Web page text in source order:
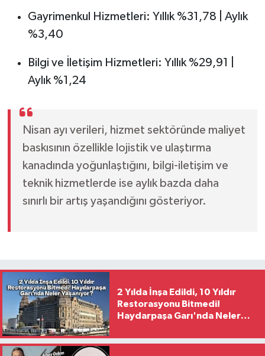
Gayrimenkul Hizmetleri: Yıllık %31,78 | Aylık
%3,40
Bilgi ve İletişim Hizmetleri: Yıllık %29,91 |
Aylık %1,24
Nisan ayı verileri, hizmet sektöründe maliyet
baskısının özellikle lojistik ve ulaştırma
kanadında yoğunlaştığını, bilgi-iletişim ve
teknik hizmetlerde ise aylık bazda daha
sınırlı bir artış yaşandığını gösteriyor.
2 Yılda İnşa Edildi, 10 Yıldır
Restorasyonu Bitmedi!
Haydarpaşa Garı'nda Neler